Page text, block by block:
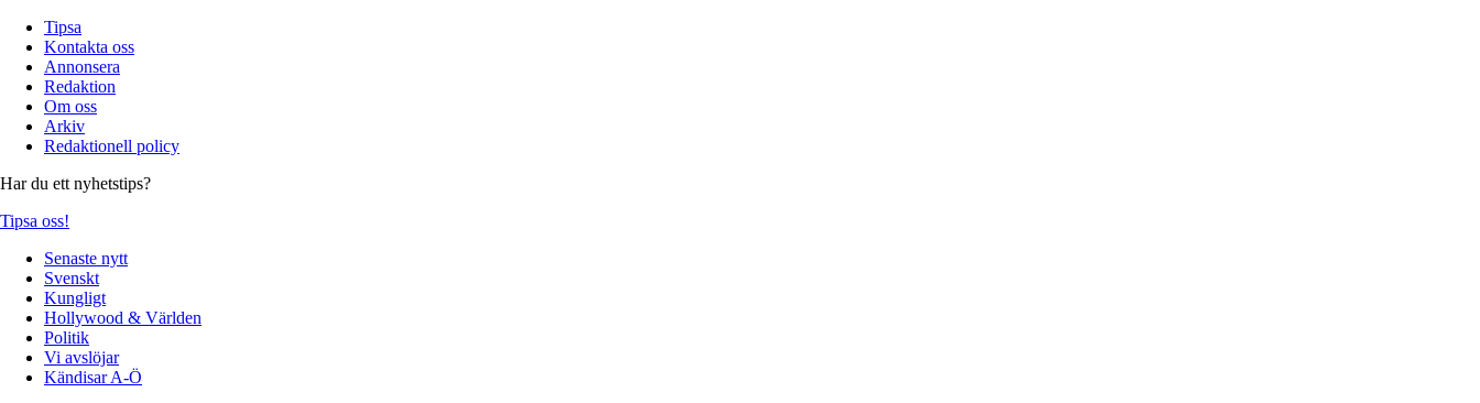
Tipsa
Kontakta oss
Annonsera
Redaktion
Om oss
Arkiv
Redaktionell policy
Har du ett nyhetstips?
Tipsa oss!
Senaste nytt
Svenskt
Kungligt
Hollywood & Världen
Politik
Vi avslöjar
Kändisar A-Ö